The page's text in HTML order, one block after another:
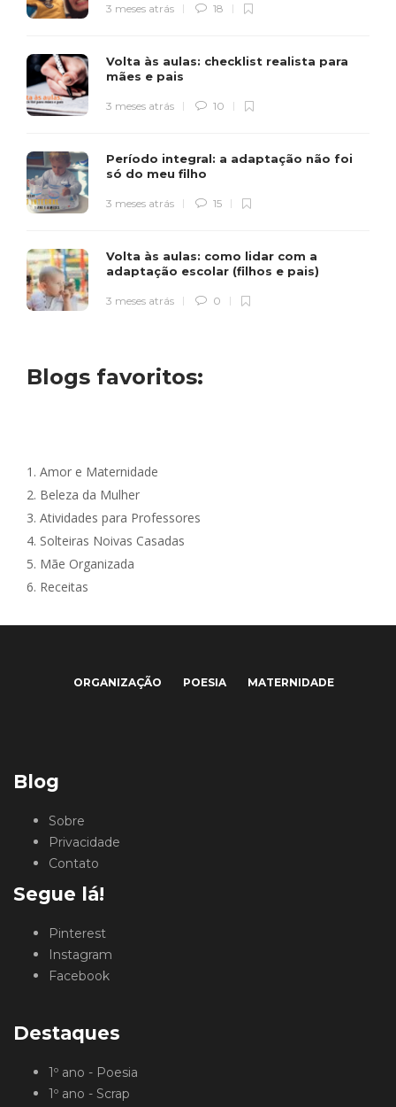
3 meses atrás 18
Volta às aulas: checklist realista para
mães e pais
3 meses atrás 10
Período integral: a adaptação não foi
só do meu filho
3 meses atrás 15
Volta às aulas: como lidar com a
adaptação escolar (filhos e pais)
3 meses atrás 0
Blogs favoritos:
1. Amor e Maternidade
2. Beleza da Mulher
3. Atividades para Professores
4. Solteiras Noivas Casadas
5. Mãe Organizada
6. Receitas
ORGANIZAÇÃO POESIA MATERNIDADE
Blog
Sobre
Privacidade
Contato
Segue lá!
Pinterest
Instagram
Facebook
Destaques
1º ano - Poesia
1º ano - Scrap